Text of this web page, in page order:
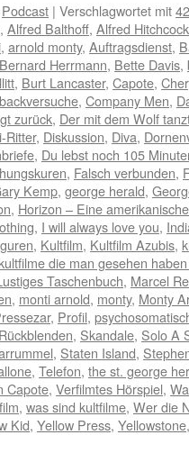
Podcast | Verschlagwortet mit
, Alfred Balthoff, Alfred Hitchcock
, arnold monty, Auftragsdienst,
Bernard Herrmann, Bette Davis,
, Burt Lancaster, Capote, Cher
, Company Men,
zurück, Der mit dem Wolf
Ritter, Diskussion, Diva,
, Du lebst noch 105
, Falsch verbunden,
Kemp, george herald,
, Horizon – Eine
, I will always love you,
, Kultfilm, Kultfilm Azubis,
kultfilme die man gesehen
Taschenbuch, Marcel
, monti arnold, monty, Monty
, Profil,
Rückblenden, Skandale, Solo A
, Staten Island,
, Telefon, the st. george
Capote, Verfilmtes Hörspiel,
, was sind kultfilme, Wer die
Kid, Yellow Press, Yellowstone